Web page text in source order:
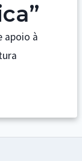
apoio à